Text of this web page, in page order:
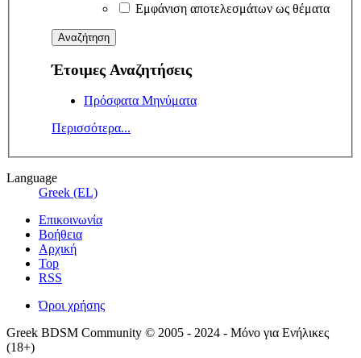
Εμφάνιση αποτελεσμάτων ως θέματα
Έτοιμες Αναζητήσεις
Πρόσφατα Μηνύματα
Περισσότερα...
Language
Greek (EL)
Επικοινωνία
Βοήθεια
Αρχική
Top
RSS
Όροι χρήσης
Greek BDSM Community © 2005 - 2024 - Μόνο για Ενήλικες
(18+)